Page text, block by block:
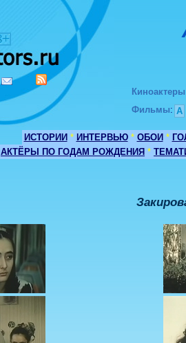
Киноактеры
Фильмы: А
ИСТОРИИ * ИНТЕРВЬЮ * ОБОИ *
АКТЁРЫ ПО ГОДАМ РОЖДЕНИЯ *